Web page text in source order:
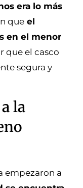
era lo más
que el
en el menor
que el casco
segura y
la
empezaron a